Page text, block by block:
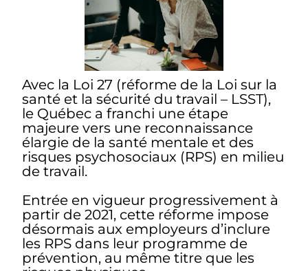
Avec la Loi 27 (réforme de la Loi sur la
santé et la sécurité du travail – LSST),
le Québec a franchi une étape
majeure vers une reconnaissance
élargie de la santé mentale et des
risques psychosociaux (RPS) en milieu
de travail.
Entrée en vigueur progressivement à
partir de 2021, cette réforme impose
désormais aux employeurs d’inclure
les RPS dans leur programme de
prévention, au même titre que les